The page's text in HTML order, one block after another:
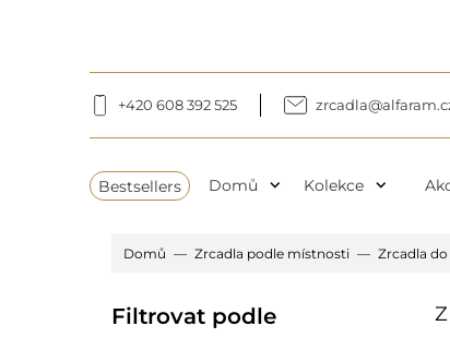
+420 608 392 525
Bestsellers Domů expand_more Kolekce expand_more
Domů Zrcadla podle místnosti Zrcadla
Filtrovat podle